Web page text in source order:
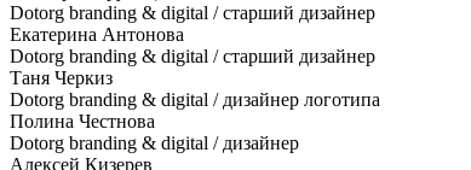
Dotorg branding & digital / старший дизайнер
Екатерина Антонова
Dotorg branding & digital / старший дизайнер
Таня Черкиз
Dotorg branding & digital / дизайнер логотипа
Полина Честнова
Dotorg branding & digital / дизайнер
Алексей Кизерев